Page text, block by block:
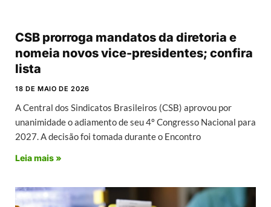
CSB prorroga mandatos da diretoria e
nomeia novos vice-presidentes; confira
lista
18 DE MAIO DE 2026
A Central dos Sindicatos Brasileiros (CSB) aprovou por
unanimidade o adiamento de seu 4º Congresso Nacional para
2027. A decisão foi tomada durante o Encontro
Leia mais »